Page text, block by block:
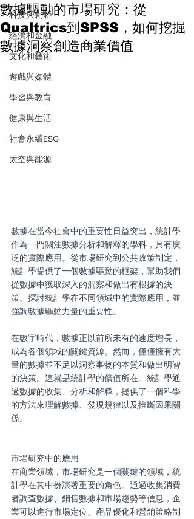
科技與創新
經濟和金融
文化和藝術
遊戲與媒體
學習與教育
健康與生活
社會永續ESG
太空與能源
數據驅動的市場研究：從
Qualtrics到SPSS，如何挖掘
數據洞察創造商業價值
數據在當今社會中的重要性日益突出，統計學
作為一門關注數據分析和解釋的學科，具有廣
泛的實際應用。從市場研究到公共政策制定，
統計學提供了一個數據驅動的框架，幫助我們
從數據中獲取深入的洞察和做出有根據的決
策。探討統計學在不同領域中的實際應用，並
強調數據驅動力量的重要性。
在數字時代，數據正以前所未有的速度增長，
成為各個領域的關鍵資源。然而，僅僅擁有大
量的數據並不足以洞察事物的本質和做出明智
的決策。這就是統計學的價值所在。統計學通
過數據的收集、分析和解釋，提供了一個科學
的方法來理解數據、發現規律以及推斷因果關
係。
市場研究中的應用
在商業領域，市場研究是一個關鍵的領域，統
計學在其中扮演著重要的角色。通過收集消費
者調查數據、銷售數據和市場趨勢等信息，企
業可以進行市場定位、產品優化和營銷策略制